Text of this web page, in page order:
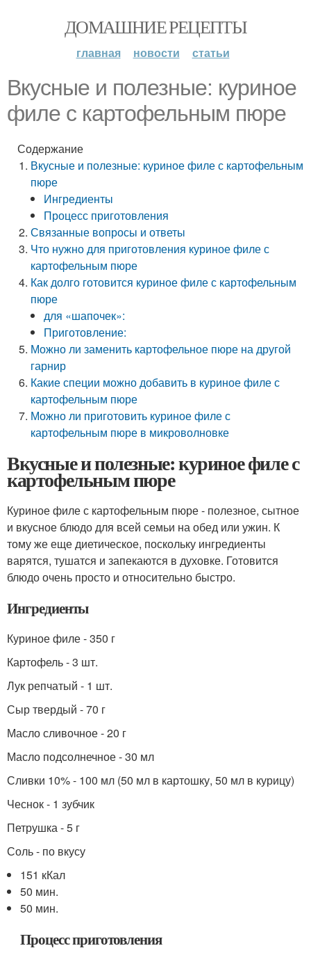
ДОМАШНИЕ РЕЦЕПТЫ
главная новости статьи
Вкусные и полезные: куриное
филе с картофельным пюре
Содержание
Вкусные и полезные: куриное филе с картофельным
пюре
Ингредиенты
Процесс приготовления
Связанные вопросы и ответы
Что нужно для приготовления куриное филе с
картофельным пюре
Как долго готовится куриное филе с картофельным
пюре
для «шапочек»:
Приготовление:
Можно ли заменить картофельное пюре на другой
гарнир
Какие специи можно добавить в куриное филе с
картофельным пюре
Можно ли приготовить куриное филе с
картофельным пюре в микроволновке
Вкусные и полезные: куриное филе с
картофельным пюре
Куриное филе с картофельным пюре - полезное, сытное
и вкусное блюдо для всей семьи на обед или ужин. К
тому же еще диетическое, поскольку ингредиенты
варятся, тушатся и запекаются в духовке. Готовится
блюдо очень просто и относительно быстро.
Ингредиенты
Куриное филе - 350 г
Картофель - 3 шт.
Лук репчатый - 1 шт.
Сыр твердый - 70 г
Масло сливочное - 20 г
Масло подсолнечное - 30 мл
Сливки 10% - 100 мл (50 мл в картошку, 50 мл в курицу)
Чеснок - 1 зубчик
Петрушка - 5 г
Соль - по вкусу
151 кКал
50 мин.
50 мин.
Процесс приготовления